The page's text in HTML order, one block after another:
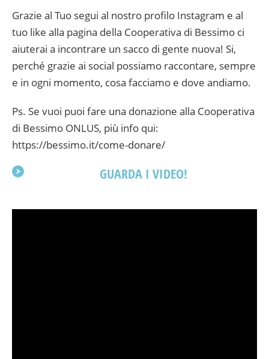
Grazie al Tuo segui al nostro profilo Instagram e al
tuo like alla pagina della Cooperativa di Bessimo ci
aiuterai a incontrare un sacco di gente nuova! Si,
perché grazie ai social possiamo raccontare, sempre
e in ogni momento, cosa facciamo e dove andiamo.
Ps. Se vuoi puoi fare una donazione alla Cooperativa
di Bessimo ONLUS, più info qui:
https://bessimo.it/come-donare/
GUARDA I VIDEO!